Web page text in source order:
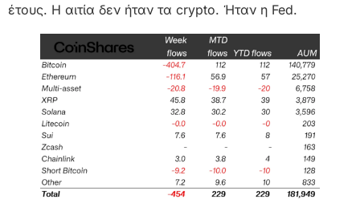
έτους. Η αιτία δεν ήταν τα crypto. Ήταν η Fed.